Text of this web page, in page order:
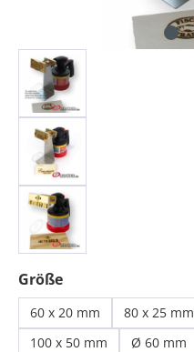
Größeauswählen
60 x 20 mm 80 x 25 mm
100 x 50 mm
Ø 60 mm